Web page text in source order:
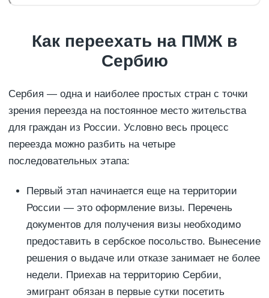
Как переехать на ПМЖ в
Сербию
Сербия — одна и наиболее простых стран с точки
зрения переезда на постоянное место жительства
для граждан из России. Условно весь процесс
переезда можно разбить на четыре
последовательных этапа:
Первый этап начинается еще на территории
России — это оформление визы. Перечень
документов для получения визы необходимо
предоставить в сербское посольство. Вынесение
решения о выдаче или отказе занимает не более
недели. Приехав на территорию Сербии,
эмигрант обязан в первые сутки посетить